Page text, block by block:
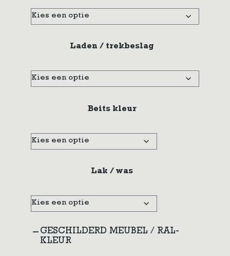
Laden / trekbeslag
Beits kleur
Lak / was
GESCHILDERD MEUBEL / RAL-
KLEUR